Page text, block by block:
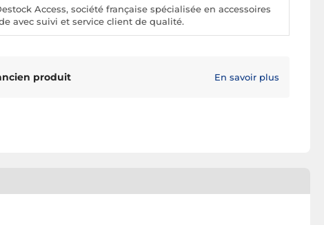
Access, société française spécialisée en accessoires
avec suivi et service client de qualité.
produit En savoir plus